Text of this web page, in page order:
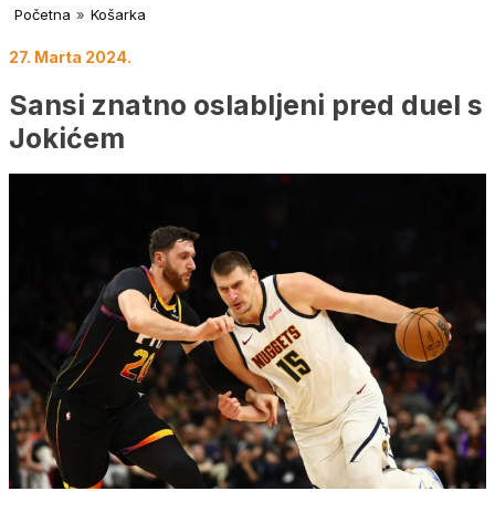
Početna » Košarka
27. Marta 2024.
Sansi znatno oslabljeni pred duel s
Jokićem